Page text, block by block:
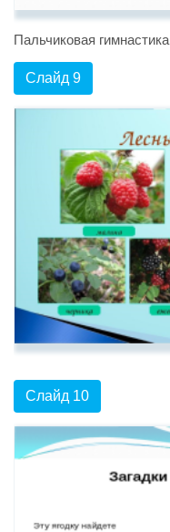
Пальчиковая гимнастика
Слайд 9
Слайд 10